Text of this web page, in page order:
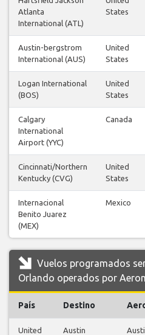
Atlanta
International (ATL)
States
Austin-bergstrom
International (AUS)
United
States
Logan International
(BOS)
United
States
Calgary
International
Airport (YYC)
Canada
Cincinnati/Northern
Kentucky (CVG)
United
States
Internacional
Benito Juarez
(MEX)
Mexico
Vuelos programados
Orlando operados por
País Destino
United
Austin